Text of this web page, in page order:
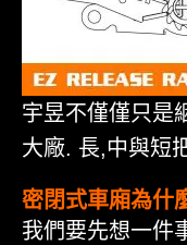
宇昱不僅僅只是
大廠. 長,中與短
密閉式車廂為什
我們要先想一件